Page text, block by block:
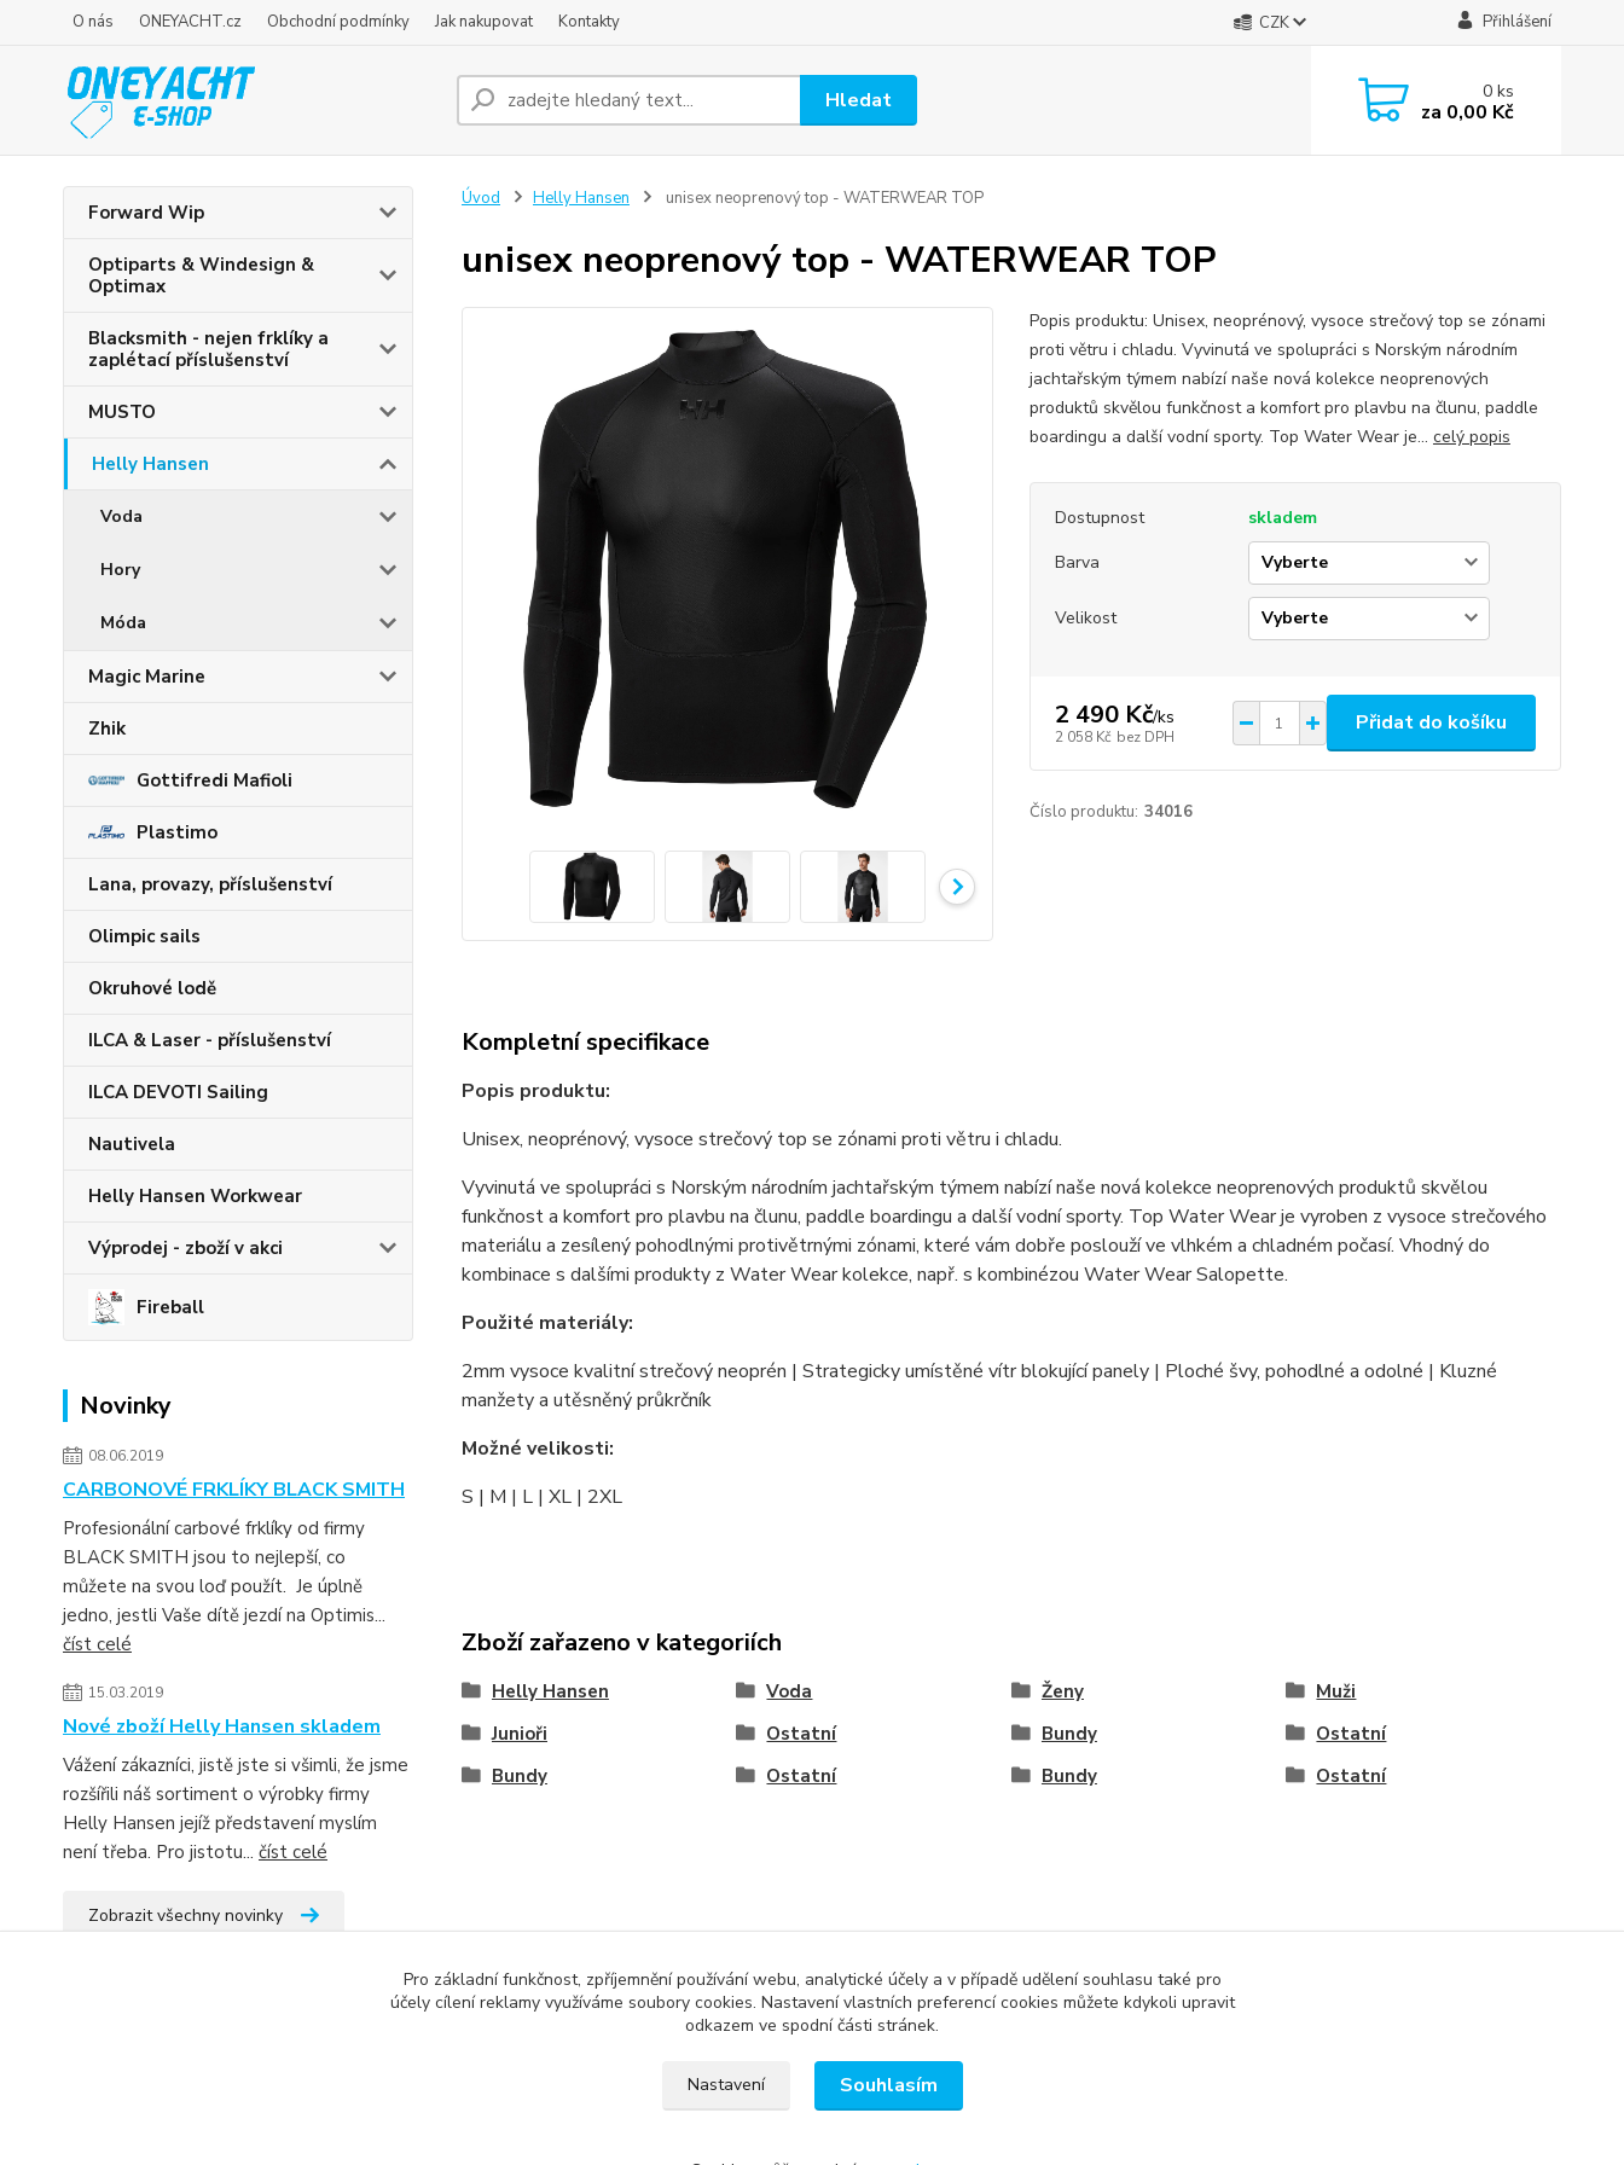
O nás ONEYACHT.cz Obchodní podmínky Jak nakupovat Kontakty CZK Přihlášení
Hledat 0ks
za 0,00 Kč
Forward Wip
Optiparts & Windesign &
Optimax
Blacksmith - nejen frklíky a
zaplétací příslušenství
MUSTO
Helly Hansen
Voda
Hory
Móda
Magic Marine
Zhik
Gottifredi Mafioli
Plastimo
Lana, provazy, příslušenství
Olimpic sails
Okruhové lodě
ILCA & Laser - příslušenství
ILCA DEVOTI Sailing
Nautivela
Helly Hansen Workwear
Výprodej - zboží v akci
Fireball
Novinky
08.06.2019
CARBONOVÉ FRKLÍKY BLACK SMITH
Profesionální carbové frklíky od firmy
BLACK SMITH jsou to nejlepší, co
můžete na svou loď použít. Je úplně
jedno, jestli Vaše dítě jezdí na Optimis...
číst celé
15.03.2019
Nové zboží Helly Hansen skladem
Vážení zákazníci, jistě jste si všimli, že jsme
rozšířili náš sortiment o výrobky firmy
Helly Hansen jejíž představení myslím
není třeba. Pro jistotu... číst celé
Zobrazit všechny novinky
Úvod Helly Hansen unisex neoprenový top - WATERWEAR TOP
unisex neoprenový top - WATERWEAR TOP
Popis produktu: Unisex, neoprénový, vysoce strečový top se zónami
proti větru i chladu. Vyvinutá ve spolupráci s Norským národním
jachtařským týmem nabízí naše nová kolekce neoprenových
produktů skvělou funkčnost a komfort pro plavbu na člunu, paddle
boardingu a další vodní sporty. Top Water Wear je... celý popis
Dostupnost
skladem
Barva
Velikost
2 490 Kč/ks
2 058 Kč bez DPH
Přidat do košíku
Číslo produktu: 34016
Kompletní specifikace
Popis produktu:
Unisex, neoprénový, vysoce strečový top se zónami proti větru i chladu.
Vyvinutá ve spolupráci s Norským národním jachtařským týmem nabízí naše nová kolekce neoprenových produktů skvělou
funkčnost a komfort pro plavbu na člunu, paddle boardingu a další vodní sporty. Top Water Wear je vyroben z vysoce strečového
materiálu a zesílený pohodlnými protivětrnými zónami, které vám dobře poslouží ve vlhkém a chladném počasí. Vhodný do
kombinace s dalšími produkty z Water Wear kolekce, např. s kombinézou Water Wear Salopette.
Použité materiály:
2mm vysoce kvalitní strečový neoprén | Strategicky umístěné vítr blokující panely | Ploché švy, pohodlné a odolné | Kluzné
manžety a utěsněný průkrčník
Možné velikosti:
S | M | L | XL | 2XL
Zboží zařazeno v kategoriích
Helly Hansen Voda Ženy
Muži
Junioři
Ostatní Bundy
Ostatní
Bundy
Ostatní Bundy Ostatní
Pro základní funkčnost, zpříjemnění používání webu, analytické účely a v případě udělení souhlasu také pro
účely cílení reklamy využíváme soubory cookies. Nastavení vlastních preferencí cookies můžete kdykoli upravit
odkazem ve spodní části stránek.
Nastavení Souhlasím